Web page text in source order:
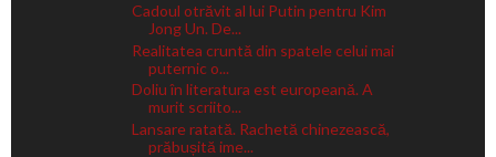
Cadoul otrăvit al lui Putin pentru Kim
Jong Un. De...
Realitatea cruntă din spatele celui mai
puternic o...
Doliu în literatura est europeană. A
murit scriito...
Lansare ratată. Rachetă chinezească,
prăbușită ime...